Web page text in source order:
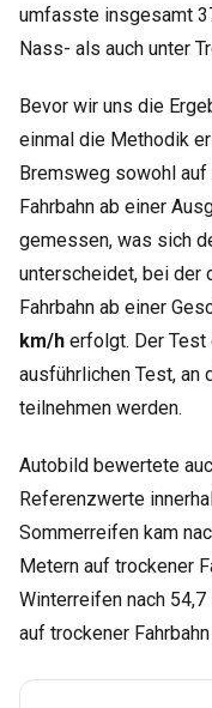
umfasste insgesamt
Nass- als auch unter
Bevor wir uns die
einmal die Methodik
Bremsweg sowohl
Fahrbahn ab einer
gemessen, was sich
unterscheidet, bei der
Fahrbahn ab einer
km/h erfolgt. Der Test
ausführlichen Test, an
teilnehmen werden.
Autobild bewertete
Referenzwerte
Sommerreifen kam
Metern auf trockener
Winterreifen nach
auf trockener